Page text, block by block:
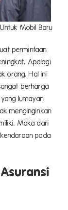
Mobil Baru
permintaan
Apalagi
orang. Hal ini
berharga
lumayan
menginginkan
Maka dari
pada